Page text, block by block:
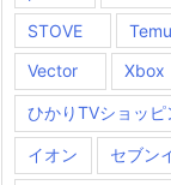
STOVE
Temu
Vector
Xbox
ひかりTVショッピ
イオン セブン